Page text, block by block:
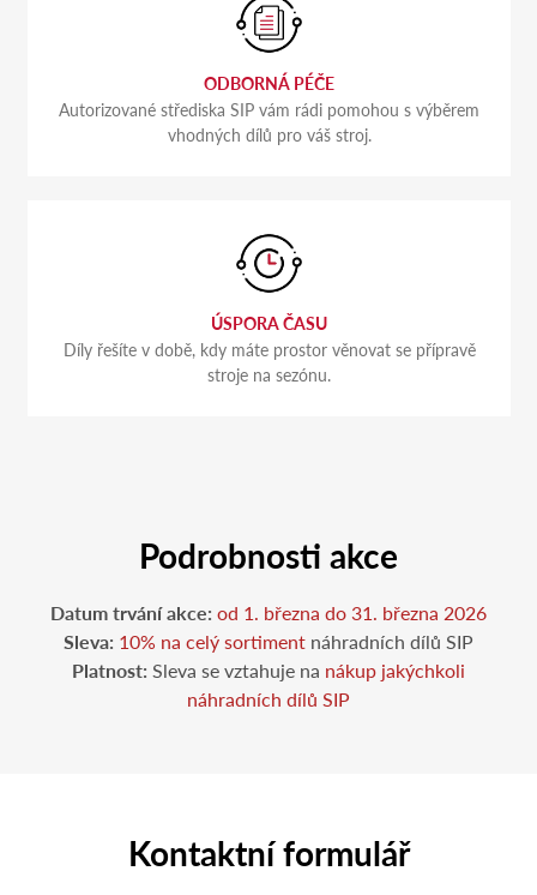
ODBORNÁ PÉČE
Autorizované střediska SIP vám rádi pomohou s výběrem
vhodných dílů pro váš stroj.
ÚSPORA ČASU
Díly řešíte v době, kdy máte prostor věnovat se přípravě
stroje na sezónu.
Podrobnosti akce
Datum trvání akce: od 1. března do 31. března 2026
Sleva: 10% na celý sortiment náhradních dílů SIP
Platnost: Sleva se vztahuje na nákup jakýchkoli
náhradních dílů SIP
Kontaktní formulář